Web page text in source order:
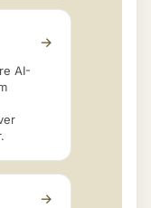
→
AI-
→